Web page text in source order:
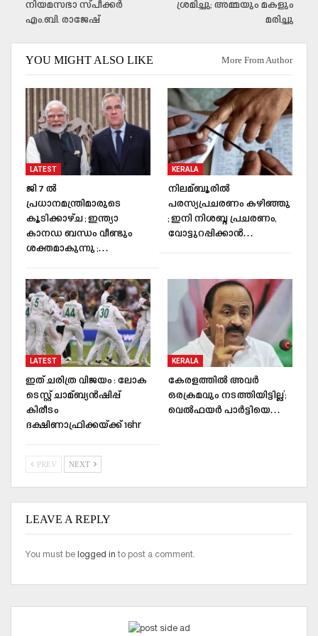
നിയമസഭാ സ്പീക്കർ
എം.ബി. രാജേഷ്
ശ്രമിച്ചു; അമ്മയും മകളും
മരിച്ചു
YOU MIGHT ALSO LIKE More From Author
LATEST
ജി 7 ല്‍
പ്രധാനമന്ത്രിമാരുടെ
കൂടിക്കാഴ്ച ; ഇന്ത്യാ
കാനഡ ബന്ധം വീണ്ടും
ശക്തമാകുന്നു ;…
KERALA
നിലമ്ബൂരില്‍
പരസ്യപ്രചരണം കഴിഞ്ഞു
; ഇനി നിശബ്ദ പ്രചരണം,
വോട്ടുറപ്പിക്കാന്‍…
LATEST
ഇത് ചരിത്ര വിജയം : ലോക
ടെസ്റ്റ് ചാമ്ബ്യൻഷിപ്പ്
കിരീടം
ദക്ഷിണാഫ്രിക്കയ്ക്ക് 16hr
KERALA
കേരളത്തില്‍ അവര്‍
ഒരക്രമവും നടത്തിയിട്ടില്ല’;
വെല്‍ഫയര്‍ പാര്‍ട്ടിയെ…
PREV NEXT
LEAVE A REPLY
You must be logged in to post a comment.